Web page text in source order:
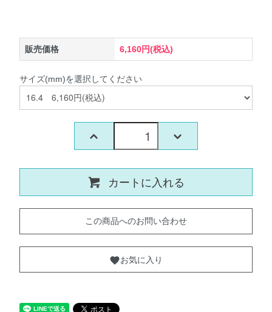
販売価格 6,160円(税込)
サイズ(mm)を選択してください
カートに入れる
この商品へのお問い合わせ
favoriteお気に入り